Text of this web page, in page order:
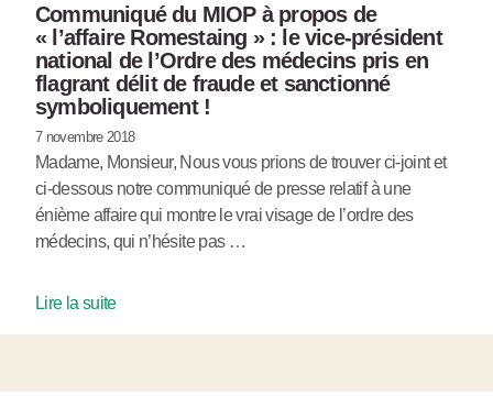
Communiqué du MIOP à propos de
« l’affaire Romestaing » : le vice-président
national de l’Ordre des médecins pris en
flagrant délit de fraude et sanctionné
symboliquement !
7 novembre 2018
Madame, Monsieur, Nous vous prions de trouver ci-joint et
ci-dessous notre communiqué de presse relatif à une
énième affaire qui montre le vrai visage de l’ordre des
médecins, qui n’hésite pas …
Lire la suite